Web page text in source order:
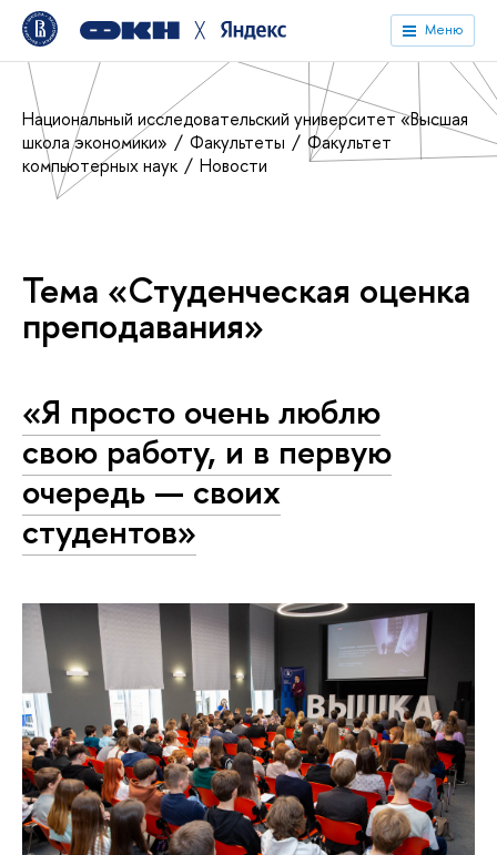
╳ Меню
Национальный исследовательский университет «Высшая
школа экономики»
Факультеты
Факультет
компьютерных наук
Новости
Тема «Студенческая оценка
преподавания»
«Я просто очень люблю
свою работу, и в первую
очередь — своих
студентов»